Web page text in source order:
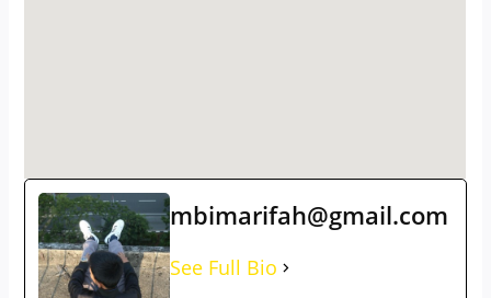
mbimarifah@gmail.com
See Full Bio